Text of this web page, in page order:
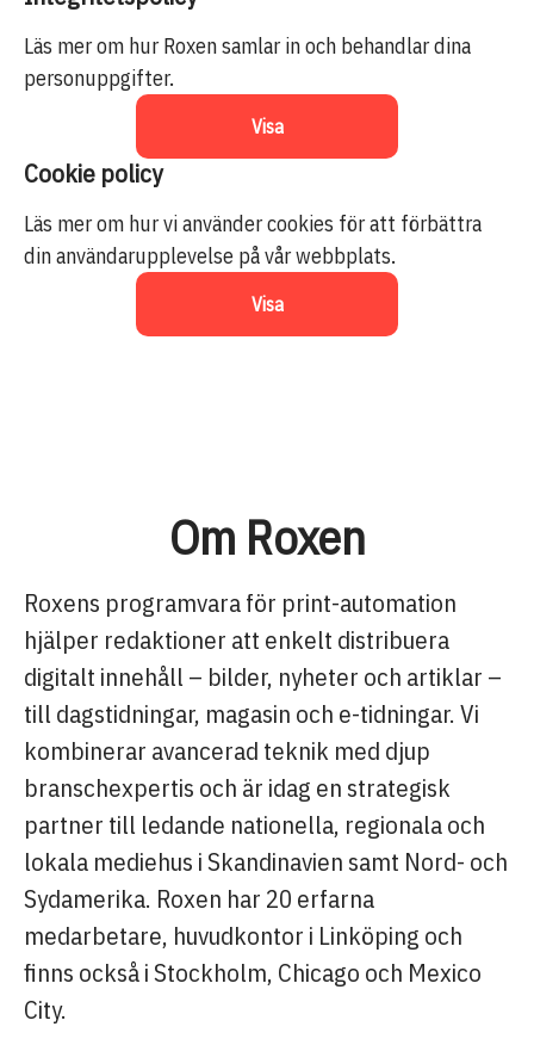
Läs mer om hur Roxen samlar in och behandlar dina
personuppgifter.
Visa
Cookie policy
Läs mer om hur vi använder cookies för att förbättra
din användarupplevelse på vår webbplats.
Visa
Om Roxen
Roxens programvara för print-automation
hjälper redaktioner att enkelt distribuera
digitalt innehåll – bilder, nyheter och artiklar –
till dagstidningar, magasin och e-tidningar. Vi
kombinerar avancerad teknik med djup
branschexpertis och är idag en strategisk
partner till ledande nationella, regionala och
lokala mediehus i Skandinavien samt Nord- och
Sydamerika. Roxen har 20 erfarna
medarbetare, huvudkontor i Linköping och
finns också i Stockholm, Chicago och Mexico
City.